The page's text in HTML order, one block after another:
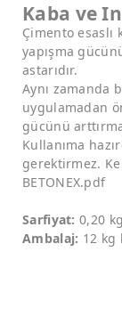
Mastikler,
Ankraj -
Kaba ve
Çimento esaslı
yapışma
astarıdır.
Aynı zamanda
uygulamadan
gücünü
Kullanıma
gerektirmez.
BETONEX.pdf
Sarfiyat: 0,20
Ambalaj: 12 kg